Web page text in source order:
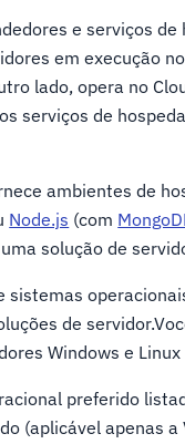
e serviços
em execução
lado, opera no
serviços de
ambientes de
Node.js (com
solução de
sistemas
de
Windows e
preferido
(aplicável apenas